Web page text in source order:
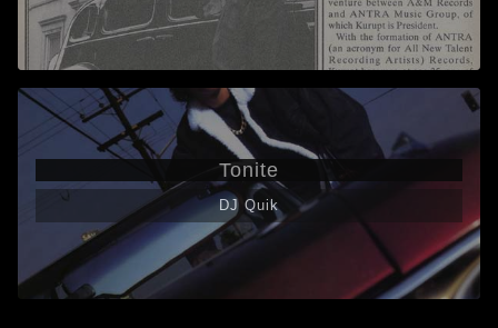
Tonite
DJ Quik